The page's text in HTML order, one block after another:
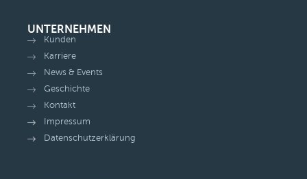
UNTERNEHMEN
Kunden
Karriere
News & Events
Geschichte
Kontakt
Impressum
Datenschutzerklärung